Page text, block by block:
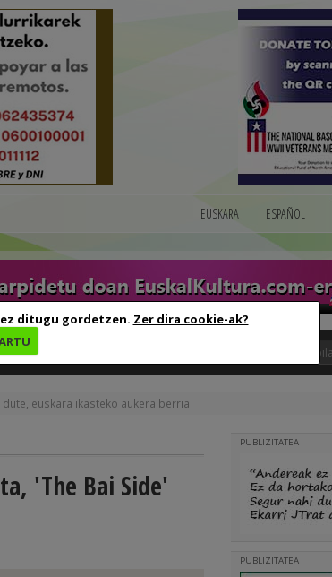
ditugu gordetzen. Zer dira cookie-ak?
EUSKARA ESPAÑOL
euskara ikasteko aukera berria
'The Bai Side'
PUBLIZITATEA
PUBLIZITATEA